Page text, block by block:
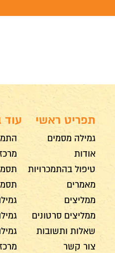
תפריט ראשי
גמילה מסמים
אודות
טיפול בהתמכרויות
מאמרים
ממליצים
ממליצים סרטונים
שאלות ותשובות
צור קשר
עוד